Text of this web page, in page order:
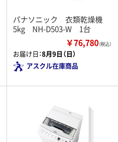
パナソニック 衣類乾燥機
5kg NH-D503-W 1台
￥76,780（税込）
お届け日：8月9日（日）
アスクル在庫商品